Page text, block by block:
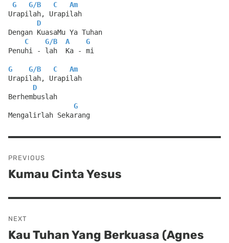
G G/B C
Am
Urapilah, Urapilah
D
Dengan KuasaMu Ya Tuhan
C
G/B A
G
Penuhi - lah  Ka - mi
G G/B C
Am
Urapilah, Urapilah
D
Berhembuslah
G
Mengalirlah Sekarang
navigation
PREVIOUS
Previous
Kumau Cinta Yesus
NEXT
Next
Kau Tuhan Yang Berkuasa (Agnes